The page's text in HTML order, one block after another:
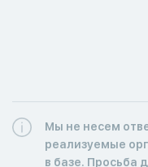
Мы не несем
реализуемые
в базе. Просьба